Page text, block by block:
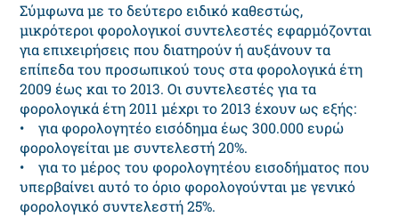
Σύμφωνα με το δεύτερο ειδικό καθεστώς,
μικρότεροι φορολογικοί συντελεστές εφαρμόζονται
για επιχειρήσεις που διατηρούν ή αυξάνουν τα
επίπεδα του προσωπικού τους στα φορολογικά έτη
2009 έως και το 2013. Οι συντελεστές για τα
φορολογικά έτη 2011 μέχρι το 2013 έχουν ως εξής:
• για φορολογητέο εισόδημα έως 300.000 ευρώ
φορολογείται με συντελεστή 20%.
• για το μέρος του φορολογητέου εισοδήματος που
υπερβαίνει αυτό το όριο φορολογούνται με γενικό
φορολογικό συντελεστή 25%.